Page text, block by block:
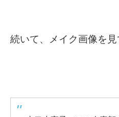
続いて、メイク画像を見